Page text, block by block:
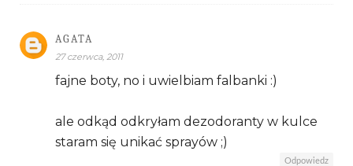
AGATA
27 czerwca, 2011
fajne boty, no i uwielbiam falbanki :)
ale odkąd odkryłam dezodoranty w kulce
staram się unikać sprayów ;)
Odpowiedz